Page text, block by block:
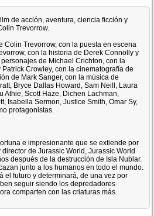
de acción, aventura, ciencia ficción y
Trevorrow.
Colin Trevorrow, con la puesta en escena
con la historia de Derek Connolly y
de Michael Crichton, con la
Crowley, con la cinematografía de
de Mark Sanger, con la música de
Bryce Dallas Howard, Sam Neill, Laura
Athie, Scott Haze, Dichen Lachman,
Isabella Sermon, Justice Smith, Omar Sy,
protagonistas.
e impresionante que se extiende por
de Jurassic World, Jurassic World
después de la destrucción de Isla Nublar.
junto a los humanos en todo el mundo.
el futuro y determinará, de una vez por
seguir siendo los depredadores
comparten con las criaturas más